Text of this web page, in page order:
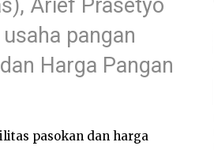
Arief Prasetyo
pangan
Harga Pangan
pasokan dan harga